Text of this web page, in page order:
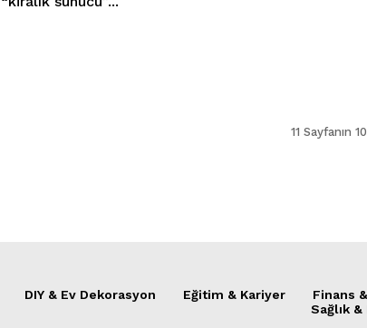
11 Sayfanın
DIY & Ev Dekorasyon Eğitim & Kariyer Finans &
Sağlık